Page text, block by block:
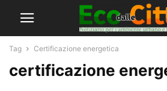
Tag Certificazione energetica
certificazione